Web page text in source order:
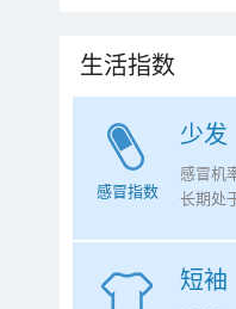
生活指数
少发
感冒指数
感冒机
长期处
短袖